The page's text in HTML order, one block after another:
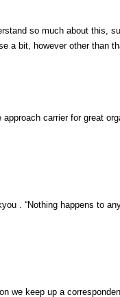
so much about this,
a bit, however other than
carrier for great
. “Nothing happens to
we keep up a